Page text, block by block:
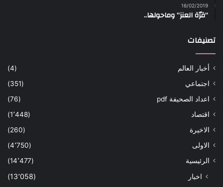
16/02/2019
“قرّة العنز” وماحولها..
تصنيفات
أخبار العالم
(4)
اجتماعي
(351)
اعداد الصحيفة pdf
(76)
اقتصاد
(1٬448)
الاخيرة
(260)
الاولى
(4٬750)
الرئيسية
(14٬477)
اخبار (13٬058)